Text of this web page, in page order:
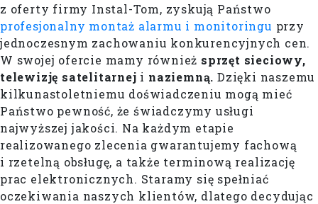
z oferty firmy Instal-Tom, zyskują Państwo
profesjonalny montaż alarmu i monitoringu przy
jednoczesnym zachowaniu konkurencyjnych cen.
W swojej ofercie mamy również sprzęt sieciowy,
telewizję satelitarnej i naziemną.Dzięki naszemu
kilkunastoletniemu doświadczeniu mogą mieć
Państwo pewność, że świadczymy usługi
najwyższej jakości. Na każdym etapie
realizowanego zlecenia gwarantujemy fachową
i rzetelną obsługę, a także terminową realizację
prac elektronicznych. Staramy się spełniać
oczekiwania naszych klientów, dlatego decydując